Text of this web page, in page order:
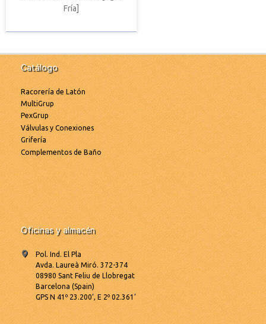
Fría]
Catálogo
Racorería de Latón
MultiGrup
PexGrup
Válvulas y Conexiones
Grifería
Complementos de Baño
Oficinas y almacén
Pol. Ind. El Pla
Avda. Laureà Miró. 372-374
08980 Sant Feliu de Llobregat
Barcelona (Spain)
GPS N 41º 23.200’, E 2º 02.361’